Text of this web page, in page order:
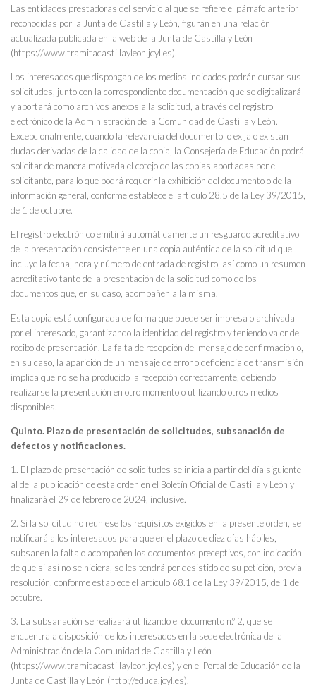
Las entidades prestadoras del servicio al que se refiere el párrafo anterior
reconocidas por la Junta de Castilla y León, figuran en una relación
actualizada publicada en la web de la Junta de Castilla y León
(https://www.tramitacastillayleon.jcyl.es).
Los interesados que dispongan de los medios indicados podrán cursar sus
solicitudes, junto con la correspondiente documentación que se digitalizará
y aportará como archivos anexos a la solicitud, a través del registro
electrónico de la Administración de la Comunidad de Castilla y León.
Excepcionalmente, cuando la relevancia del documento lo exija o existan
dudas derivadas de la calidad de la copia, la Consejería de Educación podrá
solicitar de manera motivada el cotejo de las copias aportadas por el
solicitante, para lo que podrá requerir la exhibición del documento o de la
información general, conforme establece el artículo 28.5 de la Ley 39/2015,
de 1 de octubre.
El registro electrónico emitirá automáticamente un resguardo acreditativo
de la presentación consistente en una copia auténtica de la solicitud que
incluye la fecha, hora y número de entrada de registro, así como un resumen
acreditativo tanto de la presentación de la solicitud como de los
documentos que, en su caso, acompañen a la misma.
Esta copia está configurada de forma que puede ser impresa o archivada
por el interesado, garantizando la identidad del registro y teniendo valor de
recibo de presentación. La falta de recepción del mensaje de confirmación o,
en su caso, la aparición de un mensaje de error o deficiencia de transmisión
implica que no se ha producido la recepción correctamente, debiendo
realizarse la presentación en otro momento o utilizando otros medios
disponibles.
Quinto. Plazo de presentación de solicitudes, subsanación de
defectos y notificaciones.
1. El plazo de presentación de solicitudes se inicia a partir del día siguiente
al de la publicación de esta orden en el Boletín Oficial de Castilla y León y
finalizará el 29 de febrero de 2024, inclusive.
2. Si la solicitud no reuniese los requisitos exigidos en la presente orden, se
notificará a los interesados para que en el plazo de diez días hábiles,
subsanen la falta o acompañen los documentos preceptivos, con indicación
de que si así no se hiciera, se les tendrá por desistido de su petición, previa
resolución, conforme establece el artículo 68.1 de la Ley 39/2015, de 1 de
octubre.
3. La subsanación se realizará utilizando el documento n.º 2, que se
encuentra a disposición de los interesados en la sede electrónica de la
Administración de la Comunidad de Castilla y León
(https://www.tramitacastillayleon.jcyl.es) y en el Portal de Educación de la
Junta de Castilla y León (http://educa.jcyl.es).